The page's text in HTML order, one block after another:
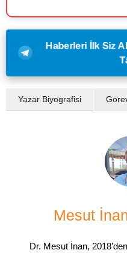
Haberleri İlk Siz
Yazar Biyografisi
Mesut
Dr. Mesut İnan,